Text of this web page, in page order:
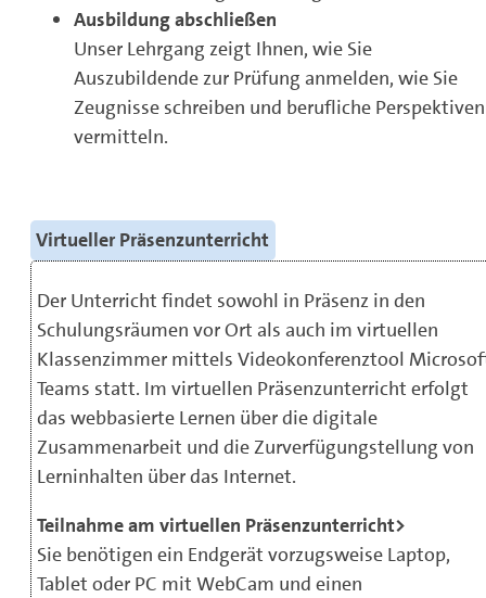
Ausbildung abschließen
Unser Lehrgang zeigt Ihnen, wie Sie
Auszubildende zur Prüfung anmelden, wie Sie
Zeugnisse schreiben und berufliche Perspektiven
vermitteln.
Virtueller Präsenzunterricht
Der Unterricht findet sowohl in Präsenz in den
Schulungsräumen vor Ort als auch im virtuellen
Klassenzimmer mittels Videokonferenztool
Teams statt. Im virtuellen Präsenzunterricht erfolgt
das webbasierte Lernen über die digitale
Zusammenarbeit und die Zurverfügungstellung von
Lerninhalten über das Internet.
Teilnahme am virtuellen Präsenzunterricht>
Sie benötigen ein Endgerät vorzugsweise Laptop,
Tablet oder PC mit WebCam und einen